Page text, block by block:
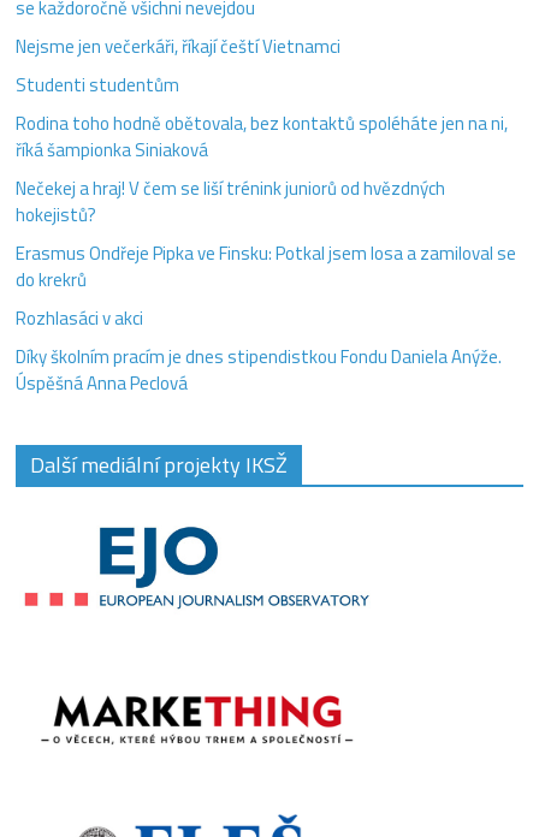
se každoročně všichni nevejdou
Nejsme jen večerkáři, říkají čeští Vietnamci
Studenti studentům
Rodina toho hodně obětovala, bez kontaktů spoléháte jen na ni,
říká šampionka Siniaková
Nečekej a hraj! V čem se liší trénink juniorů od hvězdných
hokejistů?
Erasmus Ondřeje Pipka ve Finsku: Potkal jsem losa a zamiloval se
do krekrů
Rozhlasáci v akci
Díky školním pracím je dnes stipendistkou Fondu Daniela Anýže.
Úspěšná Anna Peclová
Další mediální projekty IKSŽ